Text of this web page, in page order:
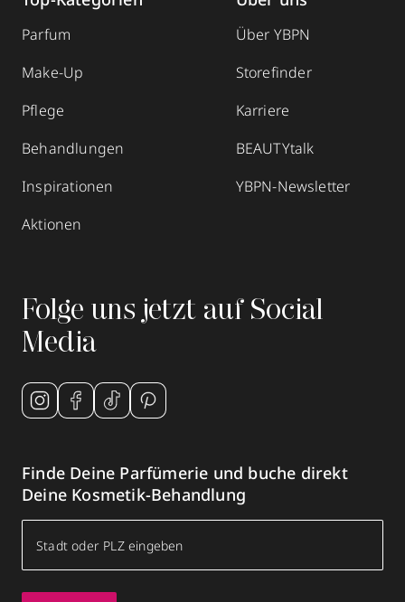
Parfum
Make-Up
Pflege
Behandlungen
Inspirationen
Aktionen
Über YBPN
Storefinder
Karriere
BEAUTYtalk
YBPN-Newsletter
Folge uns jetzt auf Social
Media
Finde Deine Parfümerie und buche direkt
Deine Kosmetik-Behandlung